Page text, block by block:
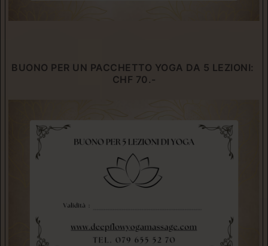
BUONO PER UN PACCHETTO YOGA DA 5 LEZIONI:
CHF 70.-